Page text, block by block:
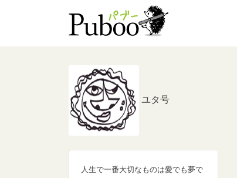
ユタ号
人生で一番大切なものは愛でも夢で